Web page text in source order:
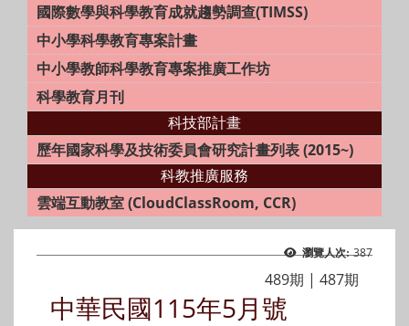
國際數學與科學教育成就趨勢調查(TIMSS)
中小學科學教育專案計畫
中小學教師科學教育專案推廣工作坊
科學教育月刊
科技部計畫
歷年國家科學及技術委員會研究計畫列表 (2015~)
科教推廣服務
雲端互動教室 (CloudClassRoom, CCR)
瀏覽人次: 387
489期 | 487期
中華民國115年5月號